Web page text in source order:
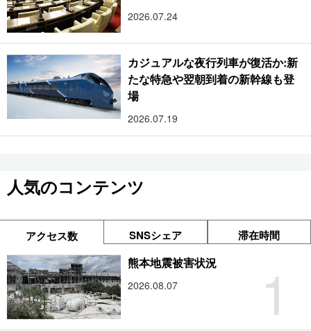
2026.07.24
カジュアルな夜行列車が復活か:新
たな特急や翌朝到着の新幹線も登
場
2026.07.19
人気のコンテンツ
アクセス数 SNSシェア 滞在時間
1
熊本地震被害状況
2026.08.07